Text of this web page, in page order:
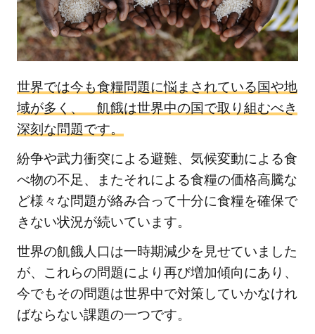
る
世
界
の
飢
餓
人
口
1.1
世界
の飢
餓人
は？
飢餓
の現
状
世界では今も食糧問題に悩まされている国や地
域が多く、 飢餓は世界中の国で取り組むべき
深刻な問題です。
紛争や武力衝突による避難、気候変動による食
べ物の不足、またそれによる食糧の価格高騰な
ど様々な問題が絡み合って十分に食糧を確保で
きない状況が続いています。
世界の飢餓人口は一時期減少を見せていました
が、これらの問題により再び増加傾向にあり、
今でもその問題は世界中で対策していかなけれ
ばならない課題の一つです。